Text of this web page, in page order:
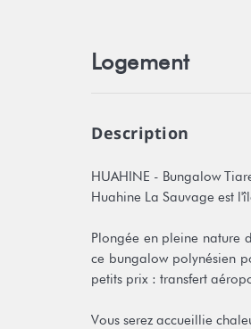
Logement
Description
HUAHINE - Bungalow
Huahine La Sauvage est
Plongée en pleine nature
ce bungalow polynésien
petits prix : transfert
Vous serez accueillie